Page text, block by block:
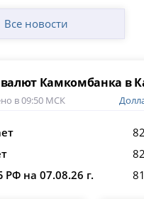
Все новости
Камкомбанка в
в 09:50 МСК
РФ на 07.08.26 г.